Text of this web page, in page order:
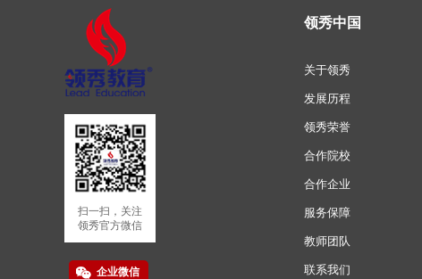
扫一扫，关注
领秀官方微信
企业微信
领秀中国
关于领秀
发展历程
领秀荣誉
合作院校
合作企业
服务保障
教师团队
联系我们